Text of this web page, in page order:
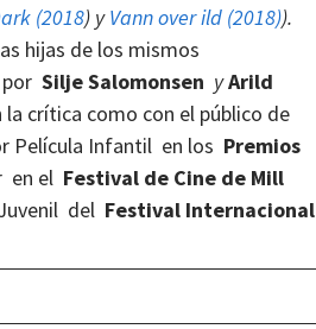
(2018) yVann over ild (2018)).
hijas de los mismos
Silje Salomonsen yArild
crítica como con el público de
Película Infantil en los Premios
en el Festival de Cine de Mill
del Festival Internacional